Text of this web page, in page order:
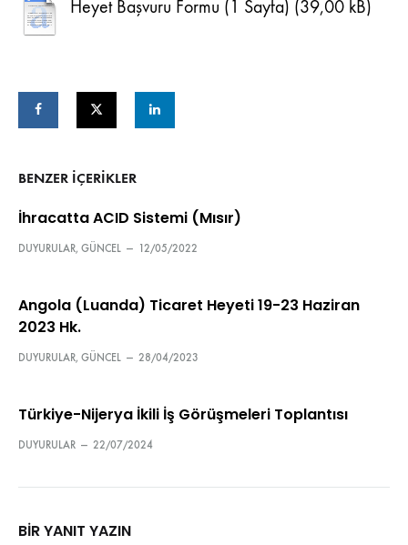
Heyet Başvuru Formu (1 Sayfa)
BENZER IÇERIKLER
İhracatta ACID Sistemi (Mısır)
DUYURULAR, GÜNCEL — 12/05/2022
Angola (Luanda) Ticaret Heyeti 19-23 Haziran
2023 Hk.
DUYURULAR, GÜNCEL — 28/04/2023
Türkiye-Nijerya İkili İş Görüşmeleri Toplantısı
DUYURULAR — 22/07/2024
BIR YANIT YAZIN